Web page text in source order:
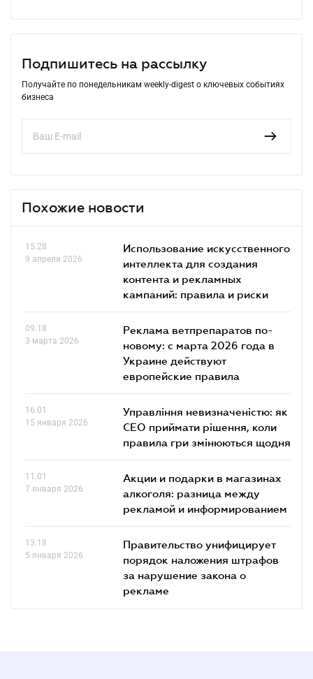
Подпишитесь на рассылку
Получайте по понедельникам weekly-digest о ключевых событиях
бизнеса
Похожие новости
15.28
9 апреля 2026
Использование искусственного
интеллекта для создания
контента и рекламных
кампаний: правила и риски
09.18
3 марта 2026
Реклама ветпрепаратов по-
новому: с марта 2026 года в
Украине действуют
европейские правила
16.01
15 января 2026
Управління невизначеністю: як
СЕО приймати рішення, коли
правила гри змінюються щодня
11.01
7 января 2026
Акции и подарки в магазинах
алкоголя: разница между
рекламой и информированием
13.18
5 января 2026
Правительство унифицирует
порядок наложения штрафов
за нарушение закона о
рекламе